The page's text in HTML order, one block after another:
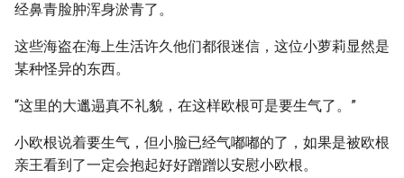
经鼻青脸肿浑身淤青了。
这些海盗在海上生活许久他们都很迷信，这位小萝莉显然是
某种怪异的东西。
“这里的大邋遢真不礼貌，在这样欧根可是要生气了。”
小欧根说着要生气，但小脸已经气嘟嘟的了，如果是被欧根
亲王看到了一定会抱起好好蹭蹭以安慰小欧根。